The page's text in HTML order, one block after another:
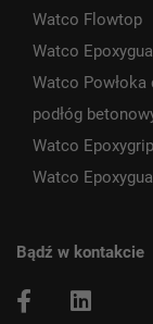
Watco Flowtop
Watco
Watco Powłoka
podłóg
Watco Epoxygrip
Watco
Bądź w kontakcie